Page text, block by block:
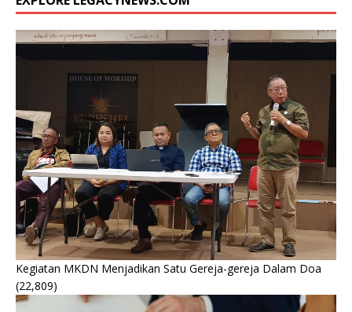
Kegiatan MKDN Menjadikan Satu Gereja-gereja Dalam Doa
(22,809)